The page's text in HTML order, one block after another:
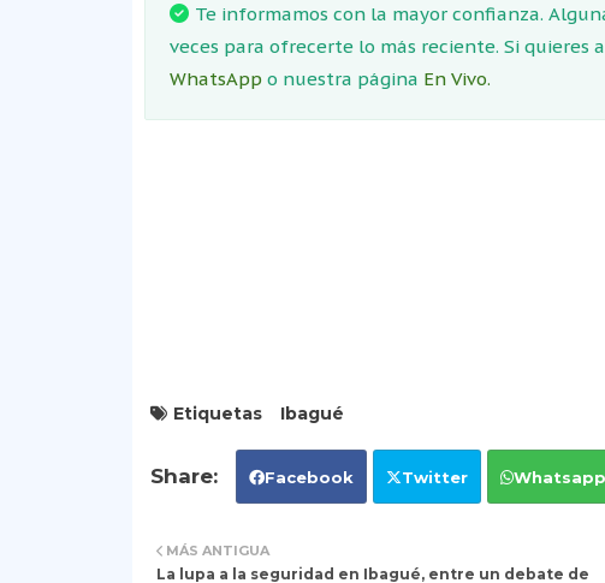
Te informamos con la mayor confianza.
veces para ofrecerte lo más reciente. Si quieres
WhatsAppo nuestra página En Vivo.
Etiquetas Ibagué
Facebook Twitter Whatsapp
MÁS ANTIGUA
La lupa a la seguridad en Ibagué, entre un debate de